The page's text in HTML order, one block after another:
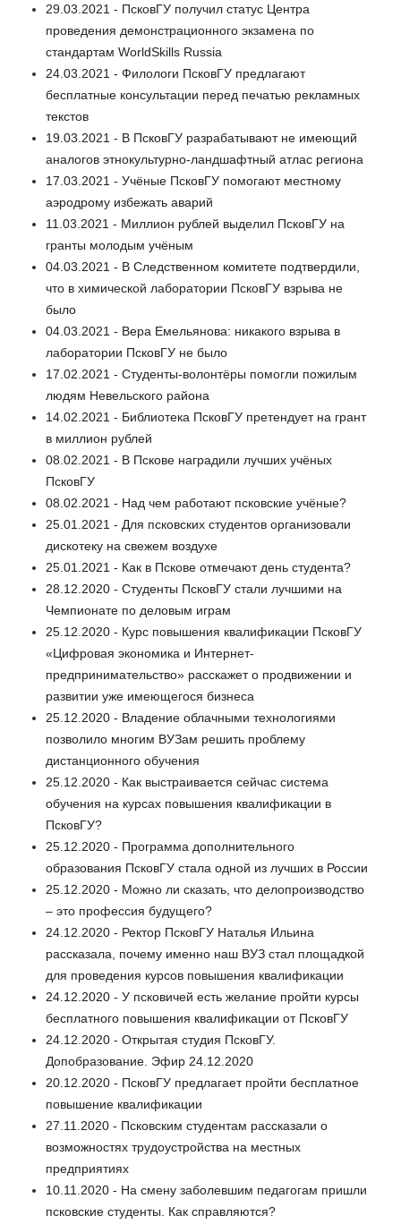
29.03.2021 - ПсковГУ получил статус Центра
проведения демонстрационного экзамена по
стандартам WorldSkills Russia
24.03.2021 - Филологи ПсковГУ предлагают
бесплатные консультации перед печатью рекламных
текстов
19.03.2021 - В ПсковГУ разрабатывают не имеющий
аналогов этнокультурно-ландшафтный атлас региона
17.03.2021 - Учёные ПсковГУ помогают местному
аэродрому избежать аварий
11.03.2021 - Миллион рублей выделил ПсковГУ на
гранты молодым учёным
04.03.2021 - В Следственном комитете подтвердили,
что в химической лаборатории ПсковГУ взрыва не
было
04.03.2021 - Вера Емельянова: никакого взрыва в
лаборатории ПсковГУ не было
17.02.2021 - Студенты-волонтёры помогли пожилым
людям Невельского района
14.02.2021 - Библиотека ПсковГУ претендует на грант
в миллион рублей
08.02.2021 - В Пскове наградили лучших учёных
ПсковГУ
08.02.2021 - Над чем работают псковские учёные?
25.01.2021 - Для псковских студентов организовали
дискотеку на свежем воздухе
25.01.2021 - Как в Пскове отмечают день студента?
28.12.2020 - Студенты ПсковГУ стали лучшими на
Чемпионате по деловым играм
25.12.2020 - Курс повышения квалификации ПсковГУ
«Цифровая экономика и Интернет-
предпринимательство» расскажет о продвижении и
развитии уже имеющегося бизнеса
25.12.2020 - Владение облачными технологиями
позволило многим ВУЗам решить проблему
дистанционного обучения
25.12.2020 - Как выстраивается сейчас система
обучения на курсах повышения квалификации в
ПсковГУ?
25.12.2020 - Программа дополнительного
образования ПсковГУ стала одной из лучших в России
25.12.2020 - Можно ли сказать, что делопроизводство
– это профессия будущего?
24.12.2020 - Ректор ПсковГУ Наталья Ильина
рассказала, почему именно наш ВУЗ стал площадкой
для проведения курсов повышения квалификации
24.12.2020 - У псковичей есть желание пройти курсы
бесплатного повышения квалификации от ПсковГУ
24.12.2020 - Открытая студия ПсковГУ.
Допобразование. Эфир 24.12.2020
20.12.2020 - ПсковГУ предлагает пройти бесплатное
повышение квалификации
27.11.2020 - Псковским студентам рассказали о
возможностях трудоустройства на местных
предприятиях
10.11.2020 - На смену заболевшим педагогам пришли
псковские студенты. Как справляются?